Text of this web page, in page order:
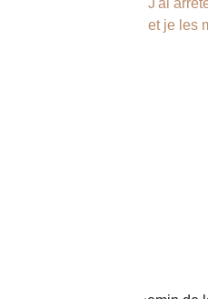
J'ai
et je les